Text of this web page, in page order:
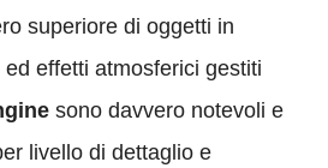
superiore di oggetti in
effetti atmosferici gestiti
sono davvero notevoli e
livello di dettaglio e